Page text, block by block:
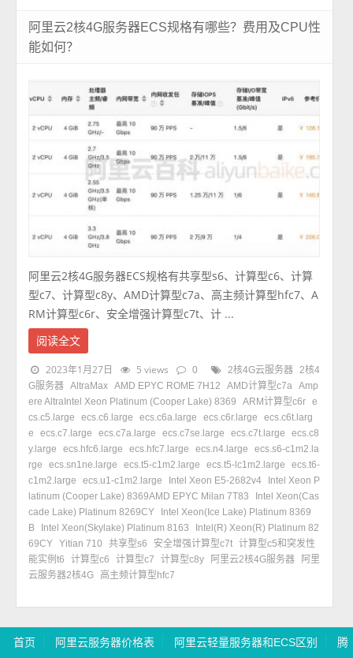
阿里云2核4G服务器ECS规格有哪些？费用及CPU性
能如何？
阿里云2核4G服务器ECS规格有共享型s6、计算型c6、计算
型c7、计算型c8y、AMD计算型c7a、高主频计算型hfc7、A
RM计算型c6r、安全增强计算型c7t、计 ...
阅读全文
2023年1月27日 5 views 0 2核4G云服务器
2核4
G服务器 AltraMax AMD EPYC ROME 7H12 AMD计算型c7a Amp
ere AltraIntel Xeon Platinum (Cooper Lake) 8369
ARM计算型c6r e
cs.c5.large
ecs.c6.large ecs.c6a.large ecs.c6r.large
ecs.c6t.larg
e
ecs.c7.large ecs.c7a.large ecs.c7se.large ecs.c7t.large
ecs.c8
y.large
ecs.hfc6.large ecs.hfc7.large ecs.n4.large
ecs.s6-c1m2.la
rge
ecs.sn1ne.large ecs.t5-c1m2.large ecs.t5-lc1m2.large
ecs.t6-
c1m2.large
ecs.u1-c1m2.large Intel Xeon E5-2682v4
Intel Xeon P
latinum (Cooper Lake) 8369AMD EPYC Milan 7T83
Intel Xeon(Cas
cade Lake) Platinum 8269CY
Intel Xeon(Ice Lake) Platinum 8369
B
Intel Xeon(Skylake) Platinum 8163
Intel(R) Xeon(R) Platinum 82
69CY Yitian 710 共享型s6 安全增强计算型c7t 计算型c5和突发性
能实例t6
计算型c6 计算型c7 计算型c8y 阿里云2核4G服务器
阿里
云服务器2核4G
高主频计算型hfc7
首页 阿里云服务器价格表 阿里云轻量服务器和ECS区别 腾